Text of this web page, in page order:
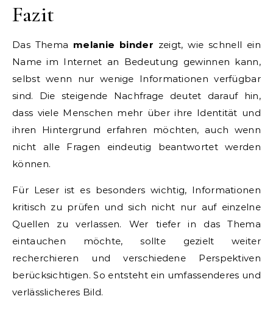
Fazit
Das Thema melanie binder zeigt, wie schnell ein
Name im Internet an Bedeutung gewinnen kann,
selbst wenn nur wenige Informationen verfügbar
sind. Die steigende Nachfrage deutet darauf hin,
dass viele Menschen mehr über ihre Identität und
ihren Hintergrund erfahren möchten, auch wenn
nicht alle Fragen eindeutig beantwortet werden
können.
Für Leser ist es besonders wichtig, Informationen
kritisch zu prüfen und sich nicht nur auf einzelne
Quellen zu verlassen. Wer tiefer in das Thema
eintauchen möchte, sollte gezielt weiter
recherchieren und verschiedene Perspektiven
berücksichtigen. So entsteht ein umfassenderes und
verlässlicheres Bild.